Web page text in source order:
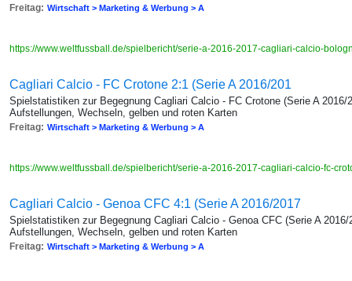
Freitag: Wirtschaft > Marketing & Werbung > A
https://www.weltfussball.de/spielbericht/serie-a-2016-2017-cagliari-calcio-
Cagliari Calcio - FC Crotone 2:1 (Serie A 2016/201
Spielstatistiken zur Begegnung Cagliari Calcio - FC Crotone (Serie A
Aufstellungen, Wechseln, gelben und roten Karten
Freitag: Wirtschaft > Marketing & Werbung > A
https://www.weltfussball.de/spielbericht/serie-a-2016-2017-cagliari-calcio-fc-
Cagliari Calcio - Genoa CFC 4:1 (Serie A 2016/2017
Spielstatistiken zur Begegnung Cagliari Calcio - Genoa CFC (Serie A
Aufstellungen, Wechseln, gelben und roten Karten
Freitag: Wirtschaft > Marketing & Werbung > A